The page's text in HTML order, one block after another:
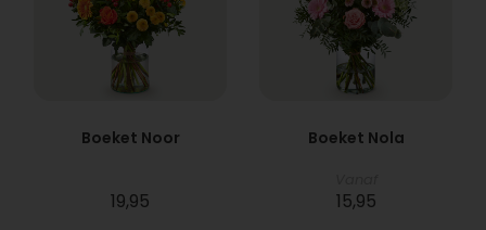
Boeket Noor
19,95
Boeket Nola
15,95